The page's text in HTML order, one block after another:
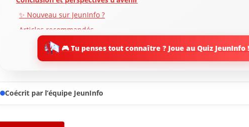
✨ Nouveau sur JeunInfo ?
Articles recommandés
Partager l'amour🎮 Tu penses tout connaître ? Joue au Quiz JeunInfo !
Coécrit par l’équipe JeunInfo